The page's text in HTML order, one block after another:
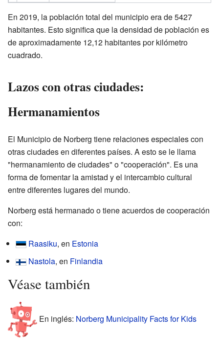
En 2019, la población total del municipio era de 5427
habitantes. Esto significa que la densidad de población es
de aproximadamente 12,12 habitantes por kilómetro
cuadrado.
Lazos con otras ciudades:
Hermanamientos
El Municipio de Norberg tiene relaciones especiales con
otras ciudades en diferentes países. A esto se le llama
"hermanamiento de ciudades" o "cooperación". Es una
forma de fomentar la amistad y el intercambio cultural
entre diferentes lugares del mundo.
Norberg está hermanado o tiene acuerdos de cooperación
con:
Raasiku, en Estonia
Nastola, en Finlandia
Véase también
En inglés: Norberg Municipality Facts for Kids